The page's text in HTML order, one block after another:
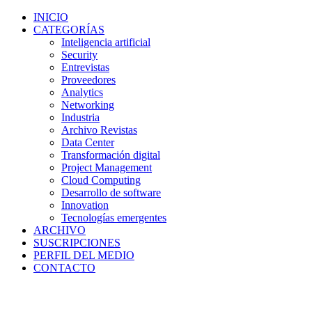
INICIO
CATEGORÍAS
Inteligencia artificial
Security
Entrevistas
Proveedores
Analytics
Networking
Industria
Archivo Revistas
Data Center
Transformación digital
Project Management
Cloud Computing
Desarrollo de software
Innovation
Tecnologías emergentes
ARCHIVO
SUSCRIPCIONES
PERFIL DEL MEDIO
CONTACTO